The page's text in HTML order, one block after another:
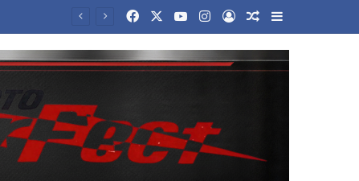
FacebookYouTubeInstagram
Log InRandom Article
Sidebar